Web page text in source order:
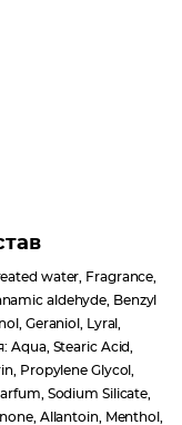
water, Fragrance,
aldehyde, Benzyl
Geraniol, Lyral,
Stearic Acid,
Propylene Glycol,
Sodium Silicate,
Allantoin, Menthol,